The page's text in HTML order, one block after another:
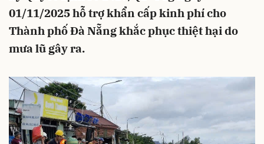
01/11/2025 hỗ trợ khẩn cấp kinh phí cho
Thành phố Đà Nẵng khắc phục thiệt hại do
mưa lũ gây ra.